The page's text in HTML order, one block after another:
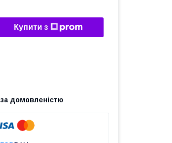
Купити з
за домовленістю